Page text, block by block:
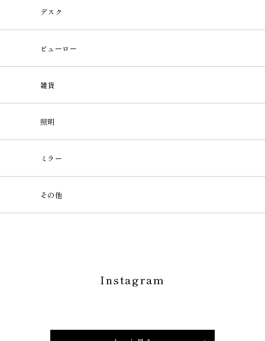
デスク
ビューロー
雑貨
照明
ミラー
その他
Instagram